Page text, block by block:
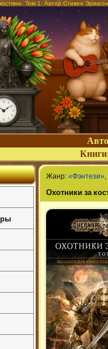
Том 1. Автор Стивен Эриксон
Жанр: «Фэнтези»,
Охотники за